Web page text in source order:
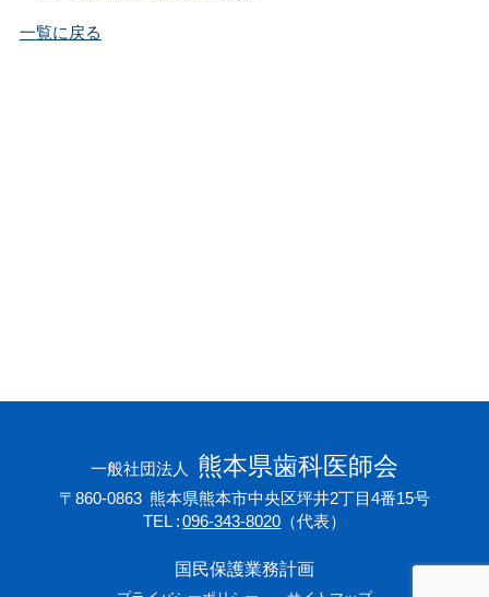
一覧に戻る
一般社団法人 熊本県歯科医師会
〒860-0863 熊本県熊本市中央区坪井2丁目4番15号
TEL
096-343-8020 （代表）
国民保護業務計画